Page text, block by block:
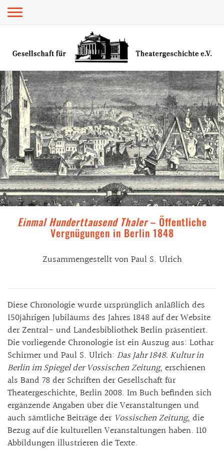
Toggle navigation
Einmal Hunderttausend Thaler– Öffentliche
Vergnügungen in Berlin 1848
Zusammengestellt von Paul S. Ulrich
Diese Chronologie wurde ursprünglich anläßlich des
150jährigen Jubiläums des Jahres 1848 auf der Website
der Zentral- und Landesbibliothek Berlin präsentiert.
Die vorliegende Chronologie ist ein Auszug aus: Lothar
Schirmer und Paul S. Ulrich: Das Jahr 1848. Kultur in
Berlin im Spiegel der Vossischen Zeitung, erschienen
als Band 78 der Schriften der Gesellschaft für
Theatergeschichte, Berlin 2008. Im Buch befinden sich
ergänzende Angaben über die Veranstaltungen und
auch sämtliche Beiträge der Vossischen Zeitung, die
Bezug auf die kulturellen Veranstaltungen haben. 110
Abbildungen illustrieren die Texte.